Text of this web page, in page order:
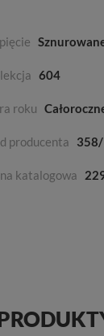
604
roku
producenta
katalogowa